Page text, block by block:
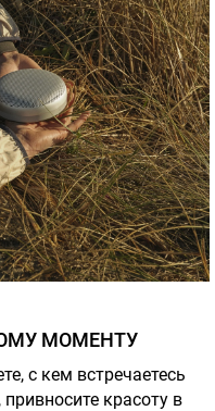
МОМЕНТУ
с кем встречаетесь
красоту в